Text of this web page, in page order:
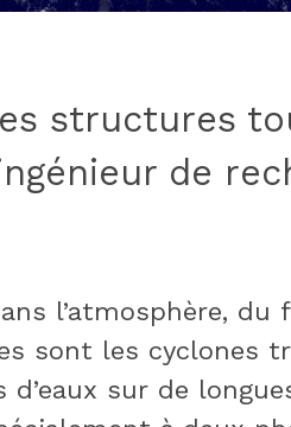
structures
de
l’atmosphère,
sont les cyclones
sur de